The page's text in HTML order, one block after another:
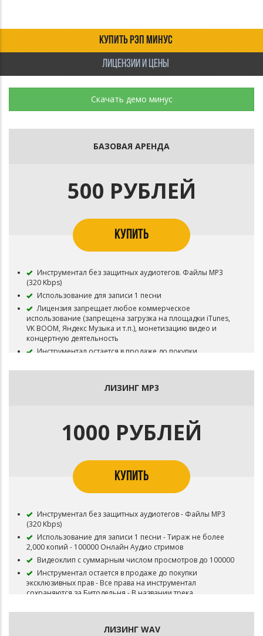
КУПИТЬ РЭП МИНУС
ЛИЦЕНЗИИ И ЦЕНЫ
Скачать демо минус
БАЗОВАЯ АРЕНДА
500 РУБЛЕЙ
КУПИТЬ
Инструментал без защитных аудиотегов. Файлы MP3
(320 Kbps)
Использование для записи 1 песни
Лицензия запрещает любое коммерческое
использование (запрещена загрузка на площадки iTunes,
VK BOOM, Яндекс Музыка и т.п.), монетизацию видео и
концертную деятельность
Инструментал остается в продаже до покупки
В названии трека необходимо указать (Prod.
Приобретая данный тип лицензии Вы соглашаетесь с
условиями пользования.
ЛИЗИНГ MP3
1000 РУБЛЕЙ
КУПИТЬ
Инструментал без защитных аудиотегов - Файлы MP3
(320 Kbps)
Использование для записи 1 песни - Тираж не более
2,000 копий - 100000 Онлайн Аудио стримов
Видеоклип с суммарным числом просмотров до 100000
Инструментал остается в продаже до покупки
эксклюзивных прав - Все права на инструментал
сохраняются за Битодельня - В названии трека
совместный то и второго битмейкера
Публикация на площадку BOOM и в систему Content ID
ЛИЗИНГ WAV